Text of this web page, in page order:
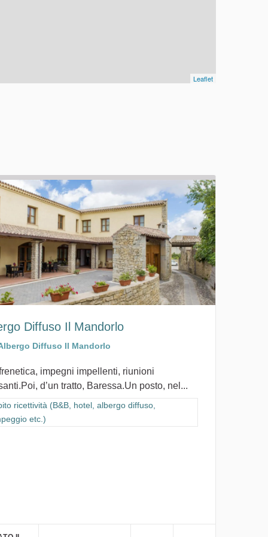
Leaflet
etc.)
Diffuso Il Mandorlo
Diffuso Il Mandorlo
impegni impellenti, riunioni
d’un tratto, Baressa.Un posto, nel...
i risultati per categoria: Ambito ricettività (B&B, hotel, albergo
ricettività (B&B, hotel, albergo diffuso,
etc.)